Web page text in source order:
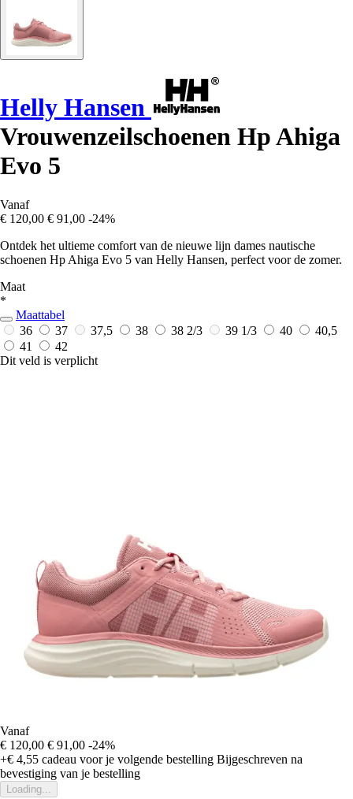
Helly Hansen
Vrouwenzeilschoenen Hp Ahiga
Evo 5
Vanaf
€ 120,00 € 91,00 -24%
Ontdek het ultieme comfort van de nieuwe lijn dames nautische
schoenen Hp Ahiga Evo 5 van Helly Hansen, perfect voor de zomer.
Maat
*
Maattabel
36
37 37,5 38 38 2/3 39 1/3 40
40,5
41
42
Dit veld is verplicht
Vanaf
€ 120,00 € 91,00 -24%
+€ 4,55 cadeau voor je volgende bestelling Bijgeschreven na
bevestiging van je bestelling
Loading...